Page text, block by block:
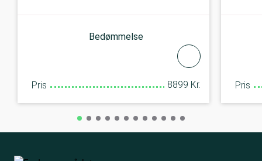
Bedømmelse
Pris 8899 Kr. Pris